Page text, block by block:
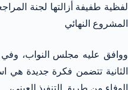
المشروع النهائي
ووافق عليه مجلس النواب،
الثانية تتضمن فكرة جديدة هي
الوفاء من طريق التنفيذ العيني،